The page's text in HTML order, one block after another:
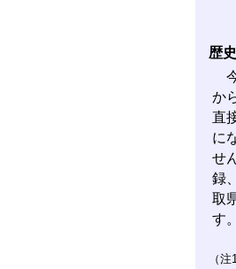
歴
か
直
に
せ
録
取
す
（